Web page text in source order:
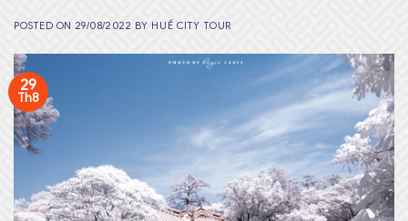
POSTED ON 29/08/2022 BY HUẾ CITY TOUR
29
Th8